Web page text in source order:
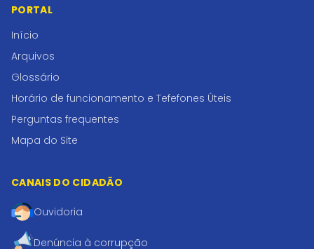
PORTAL
Início
Arquivos
Glossário
Horário de funcionamento e Tefefones Úteis
Perguntas frequentes
Mapa do Site
CANAIS DO CIDADÃO
Ouvidoria
Denúncia à corrupção